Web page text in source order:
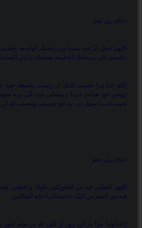
دعای روز نهم:
اللهم اجعل لی فیه نصیبا من رحمتک الواسعه
بناصیتی الی مرضاتک الجامعه بمحبتک یا امل
)) ای خدا مرا نصیبی کامل از رحمت واسطه خود
روشن خود هدایت فرما و پیشانی مرا بگیر و به
نعمت است سوق ده ، به حق دوستی ومحبتت ای
دعای روز دهم:
اللهم اجعلنی فیه من المتوکلین علیک و اجعلنی
فیه من المقربین الیک باحسانک یا غایه الطالبین
)) خداوندا مرا در این روز از آنان که در تمام امور